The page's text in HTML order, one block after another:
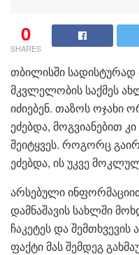
0
SHARES
თბილისში
მკვლელობის საქმეს
იძიებენ. თაზოს ოჯახი
ეძებდა, მოგვიანებით
შეიტყვეს. როგორც
ეძებდა, ის უკვე
არსებული
დამნაშავის სახლში
ჩაკეტეს და
ფაქტი მას შემდეგ